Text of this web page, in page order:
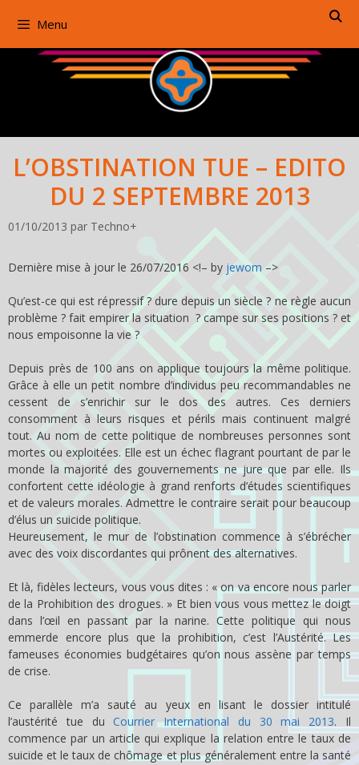
Menu
L’OBSTINATION TUE – EDITO
DU 2 SEPTEMBRE 2013
01/10/2013 par Techno+
Dernière mise à jour le 26/07/2016 <!– by jewom –>
Qu’est-ce qui est répressif ? dure depuis un siècle ? ne règle aucun
problème ? fait empirer la situation ? campe sur ses positions ? et
nous empoisonne la vie ?
Depuis près de 100 ans on applique toujours la même politique.
Grâce à elle un petit nombre d’individus peu recommandables ne
cessent de s’enrichir sur le dos des autres. Ces derniers
consomment à leurs risques et périls mais continuent malgré
tout. Au nom de cette politique de nombreuses personnes sont
mortes ou exploitées. Elle est un échec flagrant pourtant de par le
monde la majorité des gouvernements ne jure que par elle. Ils
confortent cette idéologie à grand renforts d’études scientifiques
et de valeurs morales. Admettre le contraire serait pour beaucoup
d’élus un suicide politique.
Heureusement, le mur de l’obstination commence à s’ébrécher
avec des voix discordantes qui prônent des alternatives.
Et là, fidèles lecteurs, vous vous dites : « on va encore nous parler
de la Prohibition des drogues. » Et bien vous vous mettez le doigt
dans l’œil en passant par la narine. Cette politique qui nous
emmerde encore plus que la prohibition, c’est l’Austérité. Les
fameuses économies budgétaires qu’on nous assène par temps
de crise.
Ce parallèle m’a sauté au yeux en lisant le dossier intitulé
l’austérité tue duCourrier International du 30 mai 2013. Il
commence par un article qui explique la relation entre le taux de
suicide et le taux de chômage et plus généralement entre la santé